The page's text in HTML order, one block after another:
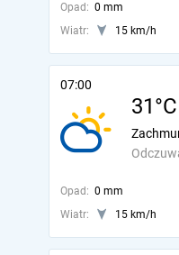
Opad: 0 mm
Wiatr:
15 km/h
07:00
31°C
Opad: 0 mm
Wiatr:
15 km/h